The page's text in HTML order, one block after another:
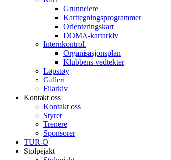
Grunneiere
Karttegningsprogrammer
Orienteringskart
DOMA-kartarkiv
Internkontroll
Organisasjonsplan
Klubbens vedtekter
Løpstøy
Galleri
Filarkiv
Kontakt oss
Kontakt oss
Styret
Trenere
Sponsorer
TUR-O
Stolpejakt